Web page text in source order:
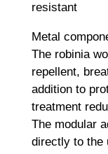
resistant
Metal
The robinia
repellent,
addition to
treatment
The modular
directly to the